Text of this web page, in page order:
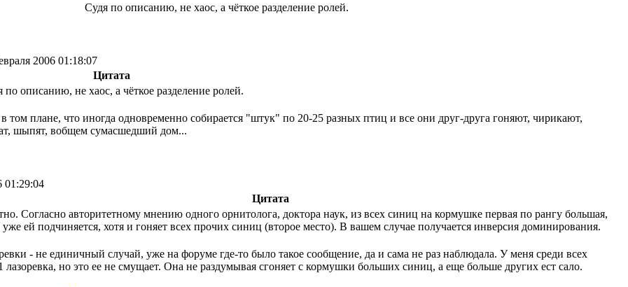
Судя по описанию, не хаос, а чёткое разделение ролей.
2006 01:18:07
Цитата
по описанию, не хаос, а чёткое разделение ролей.
в том плане, что иногда одновременно собирается "штук" по 20-25 разных птиц и все они друг-друга гоняют, чирикают,
шыпят, вобщем сумасшедший дом...
01:29:04
Цитата
Согласно авторитетному мнению одного орнитолога, доктора наук, из всех синиц на кормушке первая по рангу большая,
уже ей подчиняется, хотя и гоняет всех прочих синиц (второе место). В вашем случае получается инверсия доминирования.
- не единичный случай, уже на форуме где-то было такое сообщение, да и сама не раз наблюдала. У меня среди всех
лазоревка, но это ее не смущает. Она не раздумывая сгоняет с кормушки больших синиц, а еще больше других ест сало.